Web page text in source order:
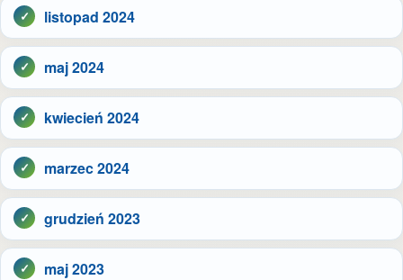
listopad 2024
maj 2024
kwiecień 2024
marzec 2024
grudzień 2023
maj 2023